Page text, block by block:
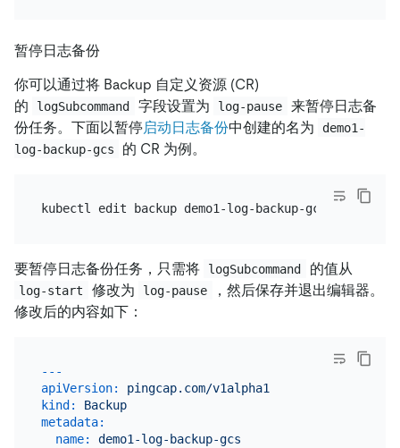
暂停日志备份
你可以通过将 Backup 自定义资源 (CR)
的
logSubcommand 字段设置为 log-pause
来暂停日志备
份任务。下面以暂停启动日志备份中创建的名为
demo1-
log-backup-gcs
的 CR 为例。
要暂停日志备份任务，只需将 logSubcommand 的值从
log-start 修改为 log-pause
，然后保存并退出编辑器。
修改后的内容如下：
---
apiVersion:
pingcap.com/v1alpha1
kind:
Backup
metadata:
name:
demo1-log-backup-gcs